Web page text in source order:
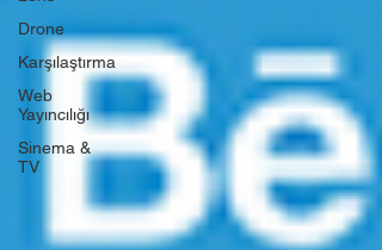
Drone
Karşılaştırma
Web
Yayıncılığı
Sinema &
TV